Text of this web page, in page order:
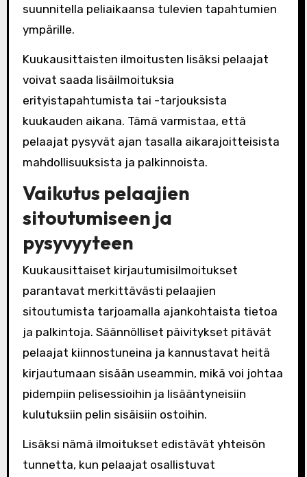
suunnitella peliaikaansa tulevien tapahtumien
ympärille.
Kuukausittaisten ilmoitusten lisäksi pelaajat
voivat saada lisäilmoituksia
erityistapahtumista tai -tarjouksista
kuukauden aikana. Tämä varmistaa, että
pelaajat pysyvät ajan tasalla aikarajoitteisista
mahdollisuuksista ja palkinnoista.
Vaikutus pelaajien
sitoutumiseen ja
pysyvyyteen
Kuukausittaiset kirjautumisilmoitukset
parantavat merkittävästi pelaajien
sitoutumista tarjoamalla ajankohtaista tietoa
ja palkintoja. Säännölliset päivitykset pitävät
pelaajat kiinnostuneina ja kannustavat heitä
kirjautumaan sisään useammin, mikä voi johtaa
pidempiin pelisessioihin ja lisääntyneisiin
kulutuksiin pelin sisäisiin ostoihin.
Lisäksi nämä ilmoitukset edistävät yhteisön
tunnetta, kun pelaajat osallistuvat